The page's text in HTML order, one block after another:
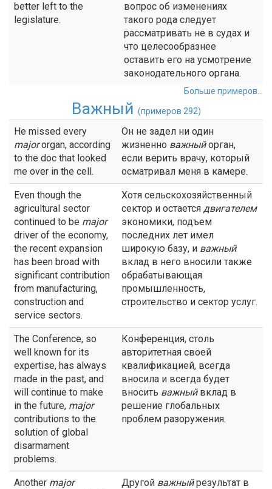
better left to the
legislature.
вопрос об изменениях
такого рода следует
рассматривать не в судах и
что целесообразнее
оставить его на усмотрение
законодательного органа.
Больше примеров...
Важный (примеров 292)
He missed every
majororgan, according
to the doc that looked
me over in the cell.
Он не задел ни один
жизненно важныйорган,
если верить врачу, который
осматривал меня в камере.
Even though the
agricultural sector
continued to be major
driver of the economy,
the recent expansion
has been broad with
significant contribution
from manufacturing,
construction and
service sectors.
Хотя сельскохозяйственный
сектор и остается двигателем
экономики, подъем
последних лет имел
широкую базу, и важный
вклад в него вносили также
обрабатывающая
промышленность,
строительство и сектор услуг.
The Conference, so
well known for its
expertise, has always
made in the past, and
will continue to make
in the future, major
contributions to the
solution of global
disarmament
problems.
Конференция, столь
авторитетная своей
квалификацией, всегда
вносила и всегда будет
вносить важныйвклад в
решение глобальных
проблем разоружения.
Another major
Другой важныйрезультат в